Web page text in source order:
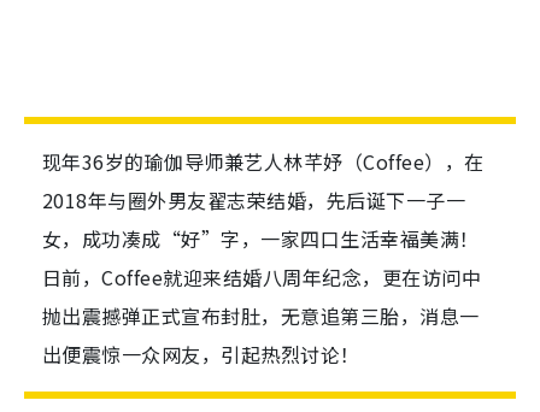
现年36岁的瑜伽导师兼艺人林芊妤（Coffee），在
2018年与圈外男友翟志荣结婚，先后诞下一子一
女，成功凑成“好”字，一家四口生活幸福美满！
日前，Coffee就迎来结婚八周年纪念，更在访问中
抛出震撼弹正式宣布封肚，无意追第三胎，消息一
出便震惊一众网友，引起热烈讨论！